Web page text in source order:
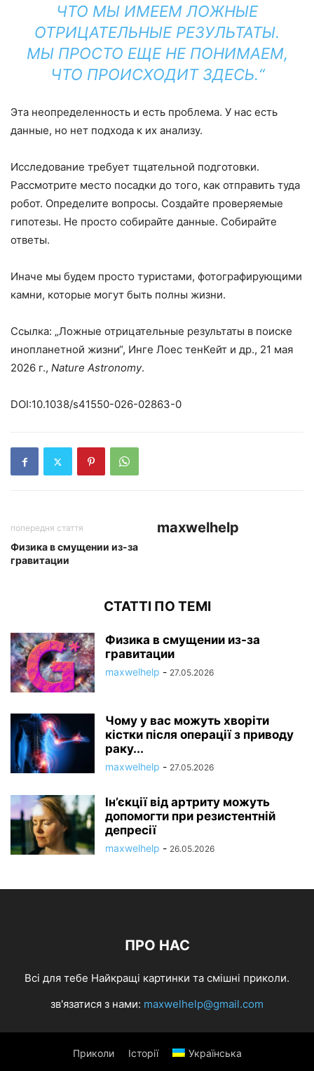
ЧТО МЫ ИМЕЕМ ЛОЖНЫЕ
ОТРИЦАТЕЛЬНЫЕ РЕЗУЛЬТАТЫ.
МЫ ПРОСТО ЕЩЕ НЕ ПОНИМАЕМ,
ЧТО ПРОИСХОДИТ ЗДЕСЬ.“
Эта неопределенность и есть проблема. У нас есть
данные, но нет подхода к их анализу.
Исследование требует тщательной подготовки.
Рассмотрите место посадки до того, как отправить туда
робот. Определите вопросы. Создайте проверяемые
гипотезы. Не просто собирайте данные. Собирайте
ответы.
Иначе мы будем просто туристами, фотографирующими
камни, которые могут быть полны жизни.
Ссылка: „Ложные отрицательные результаты в поиске
инопланетной жизни“, Инге Лоес тенКейт и др., 21 мая
2026 г., Nature Astronomy.
DOI:10.1038/s41550-026-02863-0
попередня стаття
Физика в смущении из-за
гравитации
maxwelhelp
СТАТТІ ПО ТЕМІ
Физика в смущении из-за
гравитации
maxwelhelp - 27.05.2026
Чому у вас можуть хворіти
кістки після операції з приводу
раку...
maxwelhelp - 27.05.2026
Ін’єкції від артриту можуть
допомогти при резистентній
депресії
maxwelhelp - 26.05.2026
ПРО НАС
Всі для тебе Найкращі картинки та смішні приколи.
зв'язатися з нами: maxwelhelp@gmail.com
Приколи Історії Українська